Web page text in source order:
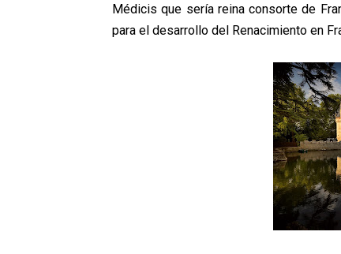
Médicis que sería reina consorte de
para el desarrollo del Renacimiento en